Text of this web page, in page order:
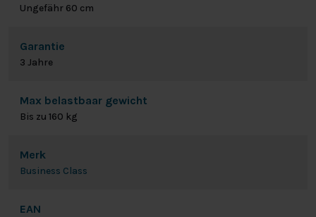
Ungefähr 60 cm
Garantie
3 Jahre
Max belastbaar gewicht
Bis zu 160 kg
Merk
Business Class
EAN